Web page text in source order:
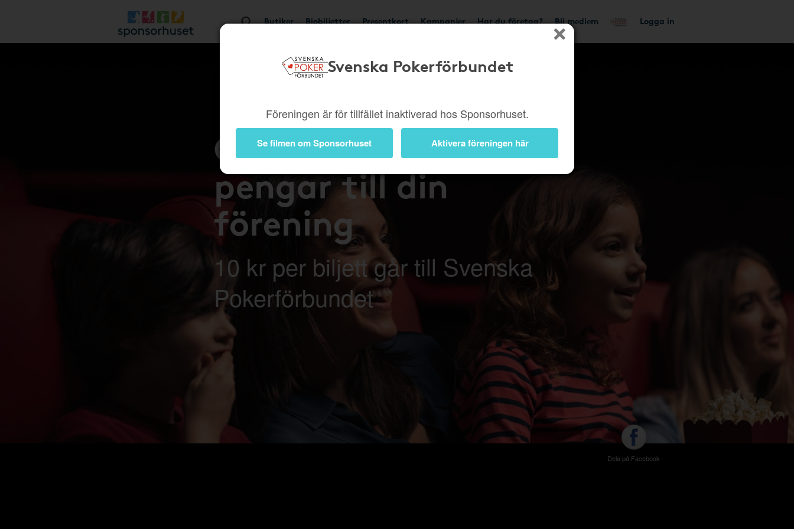
Butiker Biobiljetter Presentkort Kampanjer Har du företag? Bli medlem Logga in
Svenska Pokerförbundet
Föreningen är för tillfället inaktiverad hos Sponsorhuset.
Se filmen om Sponsorhuset Aktivera föreningen här
Gå på bio – tjäna
pengar till din
förening
10 kr per biljett går till Svenska
Pokerförbundet
Dela på Facebook